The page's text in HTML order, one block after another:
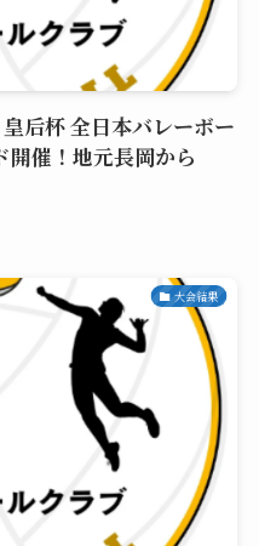
后杯 全日本バレーボー
開催！地元長岡から
大会結果